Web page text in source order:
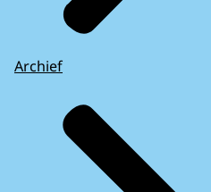
Archief